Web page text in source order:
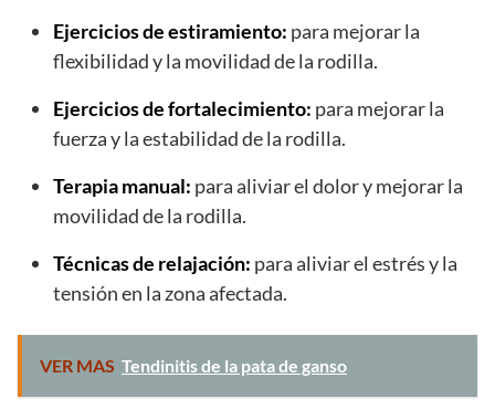
Ejercicios de estiramiento: para mejorar la
flexibilidad y la movilidad de la rodilla.
Ejercicios de fortalecimiento: para mejorar la
fuerza y la estabilidad de la rodilla.
Terapia manual: para aliviar el dolor y mejorar la
movilidad de la rodilla.
Técnicas de relajación: para aliviar el estrés y la
tensión en la zona afectada.
VER MAS Tendinitis de la pata de ganso